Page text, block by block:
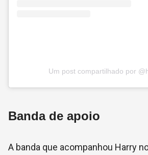
Um post compartilhado por
Banda de apoio
A banda que acompanhou Harry